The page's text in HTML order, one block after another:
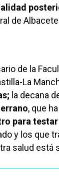
de
de la
La
la decana
, que
para
y los que
salud está